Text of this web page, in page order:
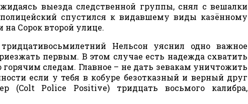
выезда следственной группы, снял с вешалки
спустился к видавшему виды казённому
Сорок второй улице.
Нельсон уяснил одно важное
первым. В этом случае есть надежда схватить
следам. Главное – не дать зевакам уничтожить
если у тебя в кобуре безотказный и верный друг
(Colt Police Positive) тридцать восьмого калибра,